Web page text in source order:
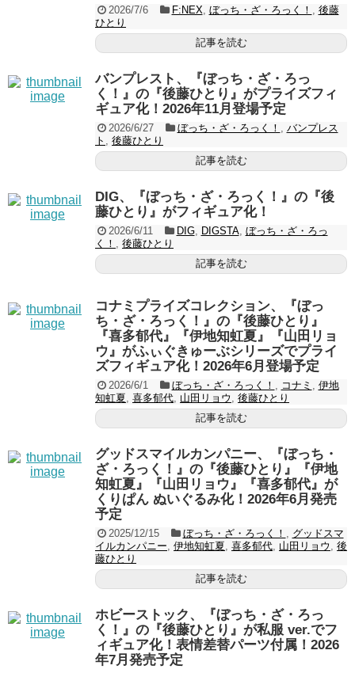
2026/7/6 F:NEX, ぼっち・ざ・ろっく！ , 後藤
ひとり
記事を読む
バンプレスト、『ぼっち・ざ・ろっ
く！』の『後藤ひとり』がプライズフィ
ギュア化！2026年11月登場予定
2026/6/27 ぼっち・ざ・ろっく！ , バンプレス
ト , 後藤ひとり
記事を読む
DIG、『ぼっち・ざ・ろっく！』の『後
藤ひとり』がフィギュア化！
2026/6/11 DIG, DIGSTA, ぼっち・ざ・ろっ
く！ , 後藤ひとり
記事を読む
コナミプライズコレクション、『ぼっ
ち・ざ・ろっく！』の『後藤ひとり』
『喜多郁代』『伊地知虹夏』『山田リョ
ウ』がふぃぐきゅーぶシリーズでプライ
ズフィギュア化！2026年6月登場予定
2026/6/1 ぼっち・ざ・ろっく！ , コナミ , 伊地
知虹夏, 喜多郁代, 山田リョウ , 後藤ひとり
記事を読む
グッドスマイルカンパニー、『ぼっち・
ざ・ろっく！』の『後藤ひとり』『伊地
知虹夏』『山田リョウ』『喜多郁代』が
くりぱん ぬいぐるみ化！2026年6月発売
予定
2025/12/15 ぼっち・ざ・ろっく！ , グッドスマ
イルカンパニー, 伊地知虹夏, 喜多郁代, 山田リョウ , 後
藤ひとり
記事を読む
ホビーストック、『ぼっち・ざ・ろっ
く！』の『後藤ひとり』が私服 ver.でフ
ィギュア化！表情差替パーツ付属！2026
年7月発売予定